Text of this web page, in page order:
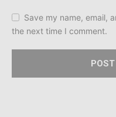
Save my name, email,
the next time I comment.